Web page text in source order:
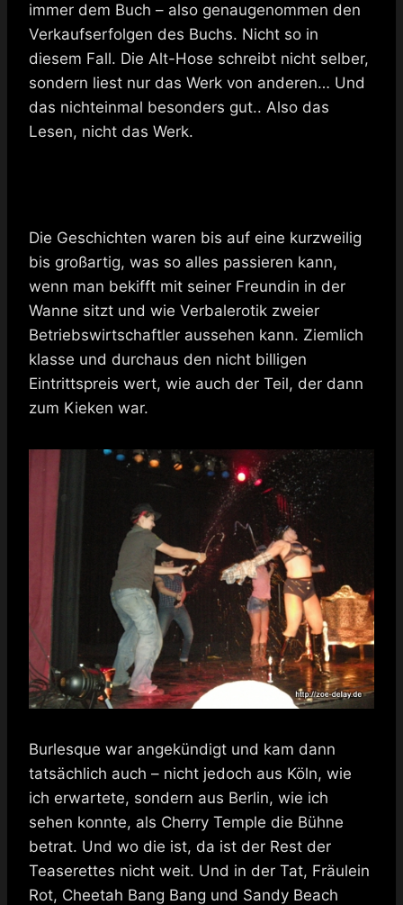
immer dem Buch – also genaugenommen den
Verkaufserfolgen des Buchs. Nicht so in
diesem Fall. Die Alt-Hose schreibt nicht selber,
sondern liest nur das Werk von anderen… Und
das nichteinmal besonders gut.. Also das
Lesen, nicht das Werk.
Die Geschichten waren bis auf eine kurzweilig
bis großartig, was so alles passieren kann,
wenn man bekifft mit seiner Freundin in der
Wanne sitzt und wie Verbalerotik zweier
Betriebswirtschaftler aussehen kann. Ziemlich
klasse und durchaus den nicht billigen
Eintrittspreis wert, wie auch der Teil, der dann
zum Kieken war.
Burlesque war angekündigt und kam dann
tatsächlich auch – nicht jedoch aus Köln, wie
ich erwartete, sondern aus Berlin, wie ich
sehen konnte, als Cherry Temple die Bühne
betrat. Und wo die ist, da ist der Rest der
Teaserettes nicht weit. Und in der Tat, Fräulein
Rot, Cheetah Bang Bang und Sandy Beach